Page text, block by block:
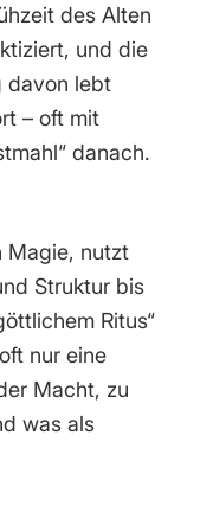
des Alten
und die
davon lebt
– oft mit
danach.
Magie, nutzt
Struktur bis
Ritus“
nur eine
Macht, zu
was als